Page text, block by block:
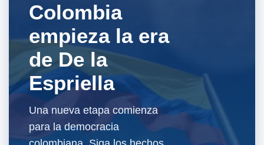
Colombia
empieza la era
de De la
Espriella
Una nueva etapa comienza
para la democracia